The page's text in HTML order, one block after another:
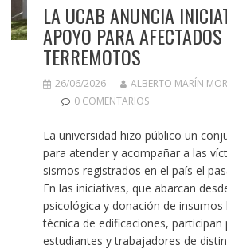
LA UCAB ANUNCIA
APOYO PARA
TERREMOTOS
26/06/2026 ALBERTO MARÍN
0 COMENTARIOS
La universidad hizo público un
para atender y acompañar a las
sismos registrados en el país el
En las iniciativas, que abarcan
psicológica y donación de insumos
técnica de edificaciones, participan
estudiantes y trabajadores de